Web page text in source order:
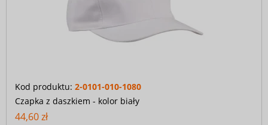
Kod produktu: 2-0101-010-1080
Czapka z daszkiem - kolor biały
44,60 zł